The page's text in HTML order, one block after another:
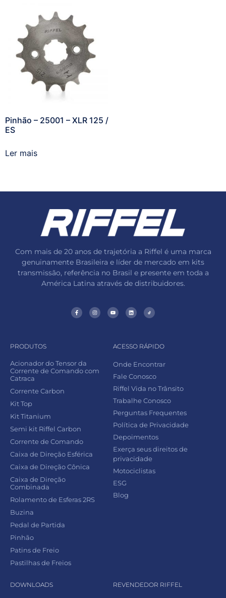
Pinhão – 25001 – XLR 125 /
ES
Ler mais
Com mais de 20 anos de trajetória a Riffel é uma marca
genuinamente Brasileira e líder de mercado em kits
transmissão, referência no Brasil e presente em toda a
América Latina através de distribuidores.
PRODUTOS
Acionador do Tensor da
Corrente de Comando com
Catraca
Corrente Carbon
Kit Top
Kit Titanium
Semi kit Riffel Carbon
Corrente de Comando
Caixa de Direção Esférica
Caixa de Direção Cônica
Caixa de Direção
Combinada
Rolamento de Esferas 2RS
Buzina
Pedal de Partida
Pinhão
Patins de Freio
Pastilhas de Freios
ACESSO RÁPIDO
Onde Encontrar
Fale Conosco
Riffel Vida no Trânsito
Trabalhe Conosco
Perguntas Frequentes
Política de Privacidade
Depoimentos
Exerça seus direitos de
privacidade
Motociclistas
ESG
Blog
DOWNLOADS REVENDEDOR RIFFEL